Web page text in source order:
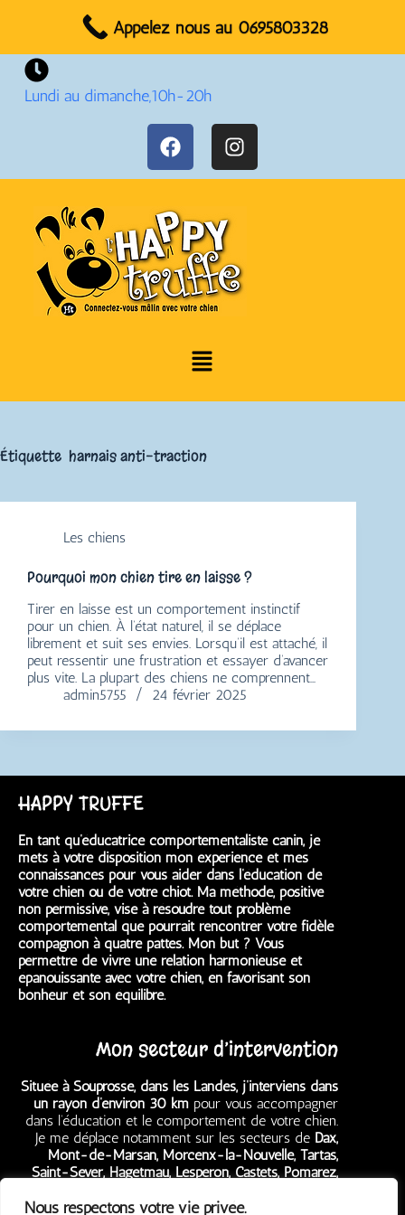
Nous respectons votre vie privée.
Réservez votre rendez-vous dès maintenant !
Lundi au dimanche,10h-20h
Étiquette harnais anti-traction
Les chiens
Pourquoi mon chien tire en laisse ?
Tirer en laisse est un comportement instinctif
pour un chien. À l’état naturel, il se déplace
librement et suit ses envies. Lorsqu’il est attaché, il
peut ressentir une frustration et essayer d’avancer
plus vite. La plupart des chiens ne comprennent…
admin5755
24 février 2025
HAPPY TRUFFE
En tant qu’éducatrice comportementaliste canin, je
mets à votre disposition mon expérience et mes
connaissances pour vous aider dans l’éducation de
votre chien ou de votre chiot. Ma méthode, positive
non permissive, vise à résoudre tout problème
comportemental que pourrait rencontrer votre fidèle
compagnon à quatre pattes. Mon but ? Vous
permettre de vivre une relation harmonieuse et
épanouissante avec votre chien, en favorisant son
bonheur et son équilibre.
Mon secteur d’intervention
Située à Souprosse, dans les Landes, j’interviens dans
un rayon d’environ 30 km pour vous accompagner
dans l’éducation et le comportement de votre chien.
Je me déplace notamment sur les secteurs de Dax,
Mont-de-Marsan, Morcenx-la-Nouvelle, Tartas,
Saint-Sever, Hagetmau, Lesperon, Castets, Pomarez,
Saturnin, Rion-des-Landes, Villeneuve-de-Marsan,
Appelez nous au 0695803328